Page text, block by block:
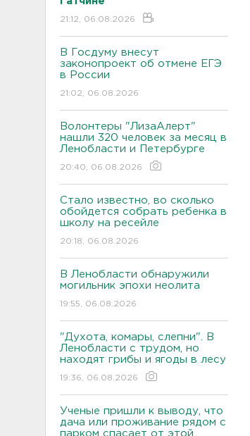
21:12, 06.08.2026
В Госдуму внесут
законопроект об отмене ЕГЭ
в России
21:02, 06.08.2026
Волонтеры "ЛизаАлерт"
нашли 320 человек за месяц в
Ленобласти и Петербурге
20:40, 06.08.2026
Стало известно, во сколько
обойдется собрать ребенка в
школу на ресейле
20:18, 06.08.2026
В Ленобласти обнаружили
могильник эпохи неолита
19:55, 06.08.2026
"Духота, комары, слепни". В
Ленобласти с трудом, но
находят грибы и ягоды в лесу
19:36, 06.08.2026
Ученые пришли к выводу, что
дача или проживание рядом с
парком спасает от этой